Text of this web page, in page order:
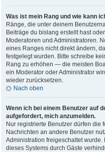
Was ist mein Rang und wie kann
Ränge, die unter deinem
Beiträge du bislang erstellt hast
Moderatoren und Administratoren.
eines Ranges nicht direkt ändern,
festgelegt wurden. Bitte schreibe
Rang zu erhöhen — die meisten
ein Moderator oder Administrator
wieder zurücksetzen.
Nach oben
Wenn ich bei einem Benutzer auf
aufgefordert, mich anzumelden.
Nur registrierte Benutzer dürfen die
Nachrichten an andere Benutzer
Administration freigeschaltet
dieses Systems durch Gäste